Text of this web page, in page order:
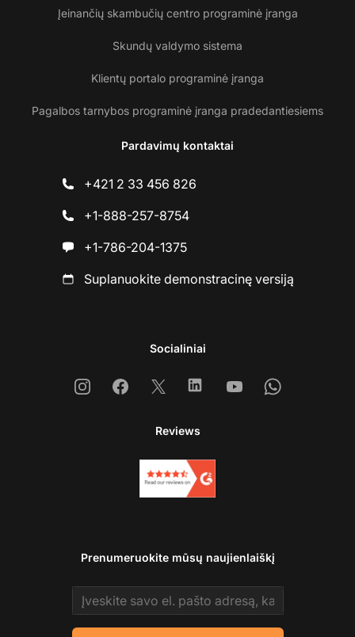
Įeinančių skambučių centro programinė įranga
Skundų valdymo sistema
Klientų portalo programinė įranga
Pagalbos tarnybos programinė įranga pradedantiesiems
Pardavimų kontaktai
+421 2 33 456 826
+1-888-257-8754
+1-786-204-1375
Suplanuokite demonstracinę versiją
Socialiniai
InstagramFacebook
X LinkedinYoutubeWhatsapp
Reviews
Prenumeruokite mūsų naujienlaiškį
Email address